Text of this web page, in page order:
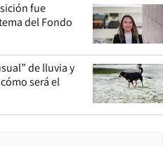
fue
del Fondo
de lluvia y
será el